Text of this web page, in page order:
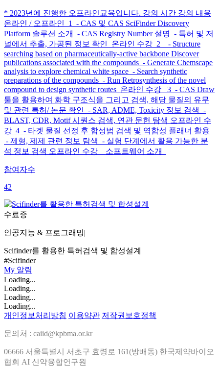
* 2023년에 진행한 오프라인교육입니다. 강의 시간 강의 내용
온라인 / 오프라인 1 - CAS 및 CAS SciFinder Discovery
Platform 솔루션 소개 - CAS Registry Number 설명 - 특허 및 저
널에서 추출, 가공된 정보 확인 온라인 수강 2 - Structure
searching based on pharmaceutically-active backbone Discover
publications associated with the compounds - Generate Chemscape
analysis to explore chemical white space - Search synthetic
preparations of the compounds - Run Retrosynthesis of the novel
compound to design synthetic routes 온라인 수강 3 - CAS Draw
툴을 활용하여 화학 구조식을 그리고 검색, 해당 물질의 유무
및 관련 특허/ 논문 확인 - SAR, ADME, Toxicity 정보 검색 -
BLAST, CDR, Motif 시퀀스 검색, 연관 문헌 탐색 오프라인 수
강 4 - 타겟 물질 선정 후 합성법 검색 및 역합성 플래너 활용
- 제형, 제제 관련 정보 탐색 - 실험 단계에서 활용 가능한 분
석 정보 검색 오프라인 수강 소프트웨어 소개
참여자수
42
수료증
인공지능 & 프로그래밍|
Scifinder를 활용한 특허검색 및 합성설계
#Scifinder
My 알림
Loading...
Loading...
Loading...
Loading...
개인정보처리방침 이용약관 저작권보호정책
문의처 : caiid@kpbma.or.kr
06666 서울특별시 서초구 효령로 161(방배동) 한국제약바이오
협회 AI 신약융합연구원